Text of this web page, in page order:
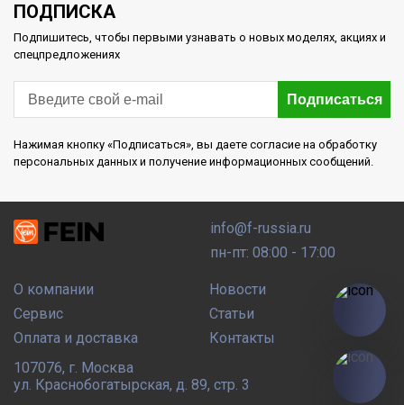
ПОДПИСКА
Подпишитесь, чтобы первыми узнавать о новых моделях, акциях и
спецпредложениях
Подписаться
Нажимая кнопку «Подписаться», вы даете согласие на обработку
персональных данных и получение информационных сообщений.
О компании
Сервис
Оплата и доставка
Новости
Статьи
Контакты
info@f-russia.ru
пн-пт: 08:00 - 17:00
107076, г. Москва
ул. Краснобогатырская, д. 89, стр. 3